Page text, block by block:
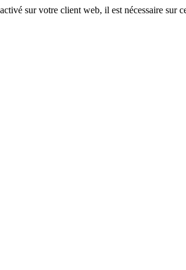
sur votre client web, il est nécessaire sur